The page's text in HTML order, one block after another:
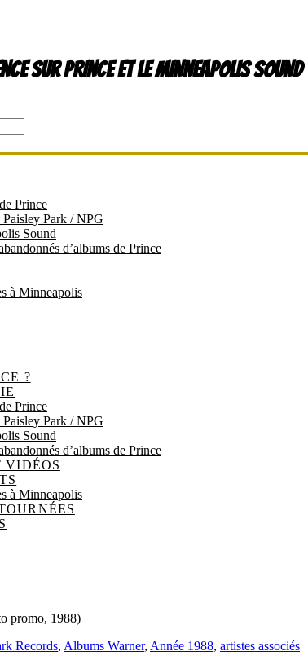
sur PRINCE et le MINNEAPOLIS SOUND
Prince
Park / NPG
Sound
d’albums de Prince
à Minneapolis
?
Prince
Park / NPG
Sound
d’albums de Prince
VIDÉOS
à Minneapolis
promo, 1988)
Records, Albums Warner, Année 1988, artistes associés